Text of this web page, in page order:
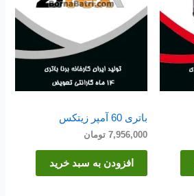
باتری 60 آمپر زیتکس
7,956,000 تومان
افزودن به سبد خرید